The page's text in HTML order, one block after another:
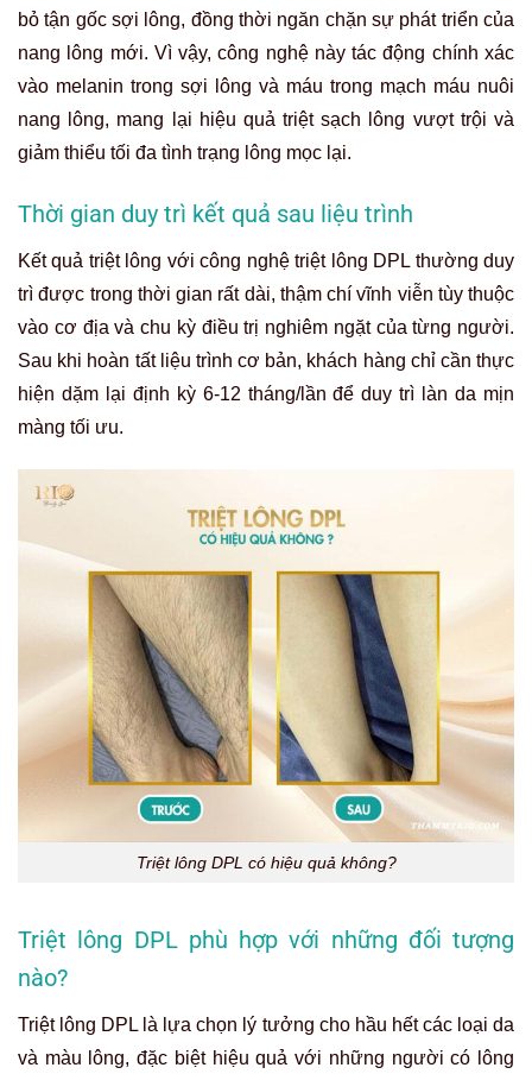
bỏ tận gốc sợi lông, đồng thời ngăn chặn sự phát triển của
nang lông mới. Vì vậy, công nghệ này tác động chính xác
vào melanin trong sợi lông và máu trong mạch máu nuôi
nang lông, mang lại hiệu quả triệt sạch lông vượt trội và
giảm thiểu tối đa tình trạng lông mọc lại.
Thời gian duy trì kết quả sau liệu trình
Kết quả triệt lông với công nghệ triệt lông DPL thường duy
trì được trong thời gian rất dài, thậm chí vĩnh viễn tùy thuộc
vào cơ địa và chu kỳ điều trị nghiêm ngặt của từng người.
Sau khi hoàn tất liệu trình cơ bản, khách hàng chỉ cần thực
hiện dặm lại định kỳ 6-12 tháng/lần để duy trì làn da mịn
màng tối ưu.
Triệt lông DPL có hiệu quả không?
Triệt lông DPL phù hợp với những đối tượng
nào?
Triệt lông DPL là lựa chọn lý tưởng cho hầu hết các loại da
và màu lông, đặc biệt hiệu quả với những người có lông